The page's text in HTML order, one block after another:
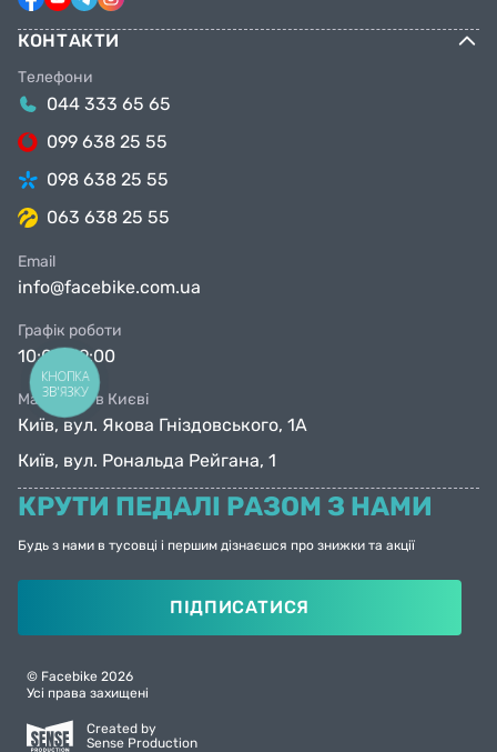
КОНТАКТИ
Телефони
044 333 65 65
099 638 25 55
098 638 25 55
063 638 25 55
Email
info@facebike.com.ua
Графік роботи
10:00-19:00
Магазини в Києві
Київ, вул. Якова Гніздовського, 1А
Київ, вул. Рональда Рейгана, 1
КРУТИ ПЕДАЛІ РАЗОМ З НАМИ
Будь з нами в тусовці і першим дізнаєшся про знижки та акції
ПІДПИСАТИСЯ
© Facebike 2026
Усі права захищені
Created by
Sense Production
КНОПКА
ЗВ'ЯЗКУ